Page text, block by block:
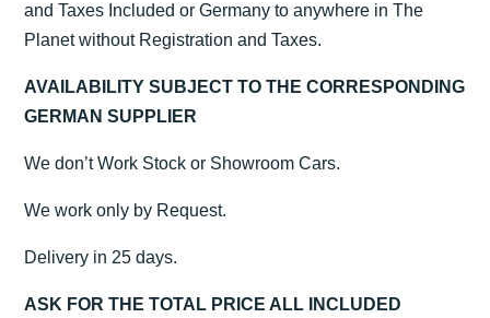
and Taxes Included or Germany to anywhere in The
Planet without Registration and Taxes.
AVAILABILITY SUBJECT TO THE CORRESPONDING
GERMAN SUPPLIER
We don’t Work Stock or Showroom Cars.
We work only by Request.
Delivery in 25 days.
ASK FOR THE TOTAL PRICE ALL INCLUDED